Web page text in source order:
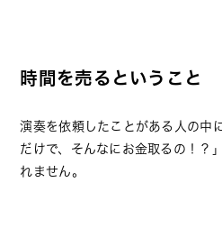
時間を売るということ
演奏を依頼したことがある人の中
だけで、そんなにお金取るの！？
れません。